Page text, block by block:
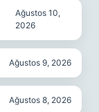
Ağustos 10,
2026
Ağustos 9, 2026
Ağustos 8, 2026